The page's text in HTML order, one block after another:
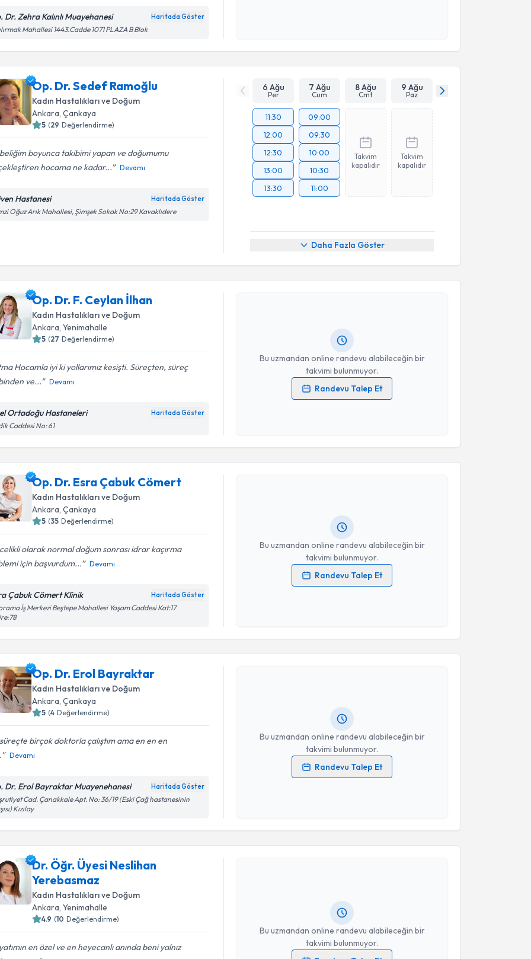
Dr. Zehra Kalınlı Muayehanesi Haritada Göster
Mahallesi 1443.Cadde 1071 PLAZA B Blok
Takvim Talebini Gönder
Op. Dr. Sedef Ramoğlu
Kadın Hastalıkları ve Doğum
Ankara , Çankaya
5 (29 Değerlendirme)
boyunca takibimi yapan ve doğumumu
hocama ne kadar...
Devamı
Hastanesi Haritada Göster
Oğuz Arık Mahallesi, Şimşek Sokak No:29 Kavaklıdere
6 Ağu
Per
7 Ağu
Cum
8 Ağu
Cmt
9 Ağu
Paz
11:30
12:00
12:30
13:00
13:30
09:00
09:30
10:00
10:30
11:00
Takvim
kapalıdır
Takvim
kapalıdır
Daha Fazla Göster
Op. Dr. F. Ceylan İlhan
Kadın Hastalıkları ve Doğum
Ankara, Yenimahalle
5 (27 Değerlendirme)
Hocamla iyi ki yollarımız kesişti. Süreçten, süreç
ve...
Devamı
Ortadoğu Hastaneleri Haritada Göster
Caddesi No: 61
Bu uzmandan online randevu alabileceğin bir
takvimi bulunmuyor.
Randevu Talep Et
Randevu Takvimi Talebi
Op. Dr. F. Ceylan İlhan
Kişisel verilerimin işlenmesine ilişkinAydınlatma Metni
Takvim Talebini Gönder
Op. Dr. Esra Çabuk Cömert
Kadın Hastalıkları ve Doğum
Ankara, Çankaya
5 (35 Değerlendirme)
olarak normal doğum sonrası idrar kaçırma
için başvurdum...
Devamı
Çabuk Cömert Klinik Haritada Göster
İş Merkezi Beştepe Mahallesi Yaşam Caddesi Kat:17
Bu uzmandan online randevu alabileceğin bir
takvimi bulunmuyor.
Randevu Talep Et
Kişisel verilerimin işlenmesine ilişkinAydınlatma Metni
Op. Dr. Erol Bayraktar
Kadın Hastalıkları ve Doğum
Ankara, Çankaya
5 (4 Değerlendirme)
birçok doktorla çalıştım ama en en en
Devamı
Dr. Erol Bayraktar Muayenehanesi Haritada Göster
Cad. Çanakkale Apt. No: 36/19 (Eski Çağ hastanesinin
Kızılay
Bu uzmandan online randevu alabileceğin bir
takvimi bulunmuyor.
Randevu Talep Et
Kişisel verilerimin işlenmesine ilişkinAydınlatma Metni
Dr. Öğr. Üyesi Neslihan
Yerebasmaz
Kadın Hastalıkları ve Doğum
Ankara, Yenimahalle
4.9 (10 Değerlendirme)
en özel ve en heyecanlı anında beni yalnız
Bu uzmandan online randevu alabileceğin bir
takvimi bulunmuyor.
Randevu Takvimi Talebi